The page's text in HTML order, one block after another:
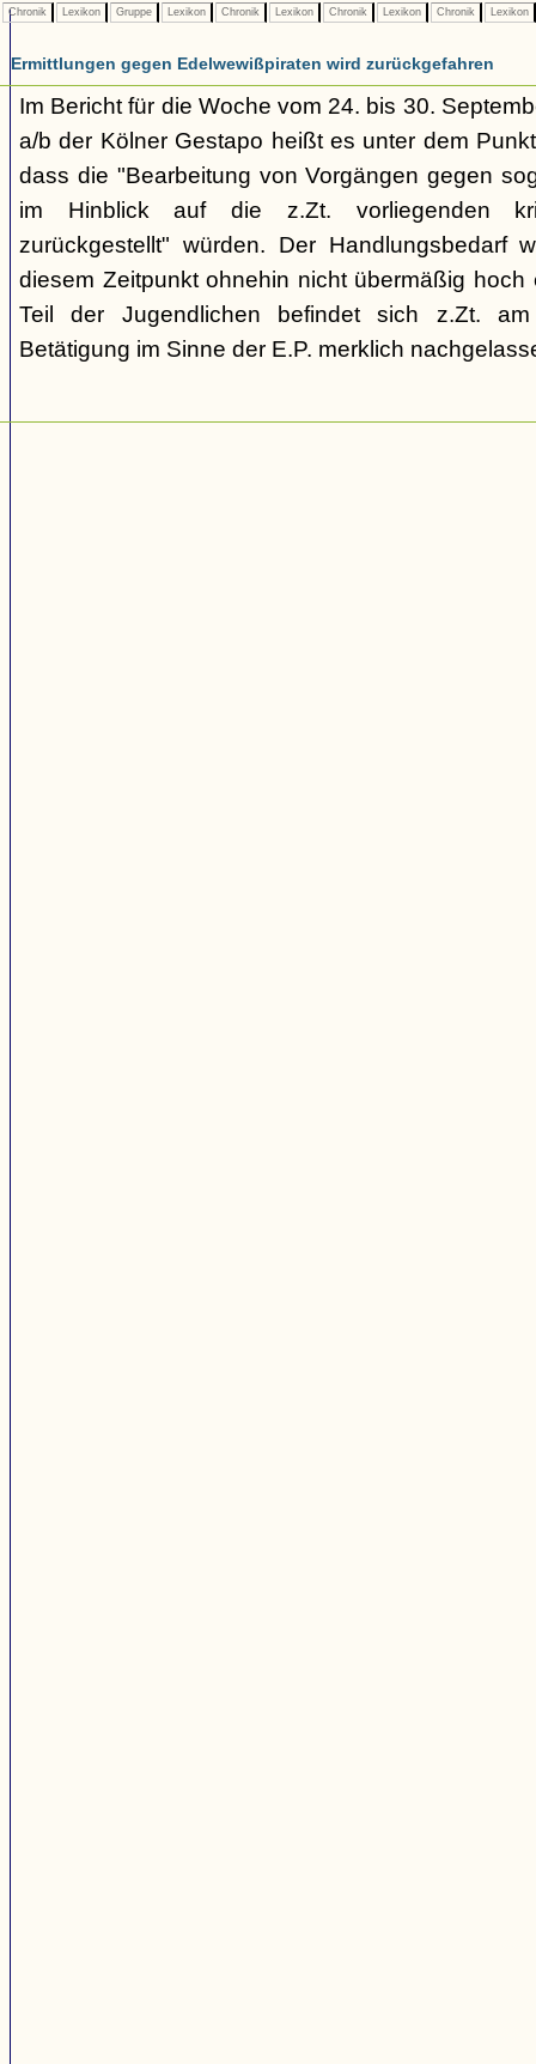
Chronik Lexikon Gruppe Lexikon Chronik Lexikon Chronik Lexikon Chronik Lexikon
Ermittlungen gegen Edelwewißpiraten wird zurückgefahren
Im Bericht für die Woche vom 24. bis 30.
a/b der Kölner Gestapo heißt es unter dem
dass die "Bearbeitung von Vorgängen gegen
im Hinblick auf die z.Zt. vorliegenden
zurückgestellt" würden. Der Handlungsbedarf
diesem Zeitpunkt ohnehin nicht übermäßig hoch
Teil der Jugendlichen befindet sich z.Zt.
Betätigung im Sinne der E.P. merklich